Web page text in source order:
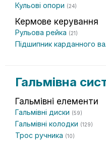
Кульові опори (24)
Кермове керування
Рульова рейка (21)
Підшипник карданного
Гальмівна
Гальмівні елементи
Гальмівні диски (59)
Гальмівні колодки (129)
Трос ручника (10)